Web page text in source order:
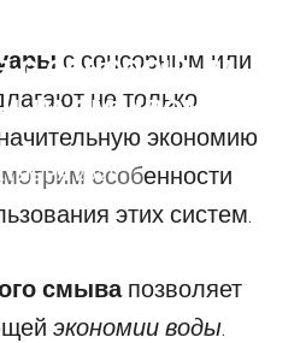
с сенсорным
смывом
2025
с сенсорным или
не только
экономию
особенности
этих систем.
смывапозволяет
экономии воды.